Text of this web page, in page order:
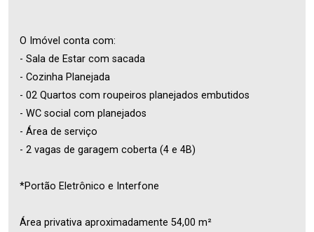
O Imóvel conta com:
- Sala de Estar com sacada
- Cozinha Planejada
- 02 Quartos com roupeiros planejados embutidos
- WC social com planejados
- Área de serviço
- 2 vagas de garagem coberta (4 e 4B)
*Portão Eletrônico e Interfone
Área privativa aproximadamente 54,00 m²